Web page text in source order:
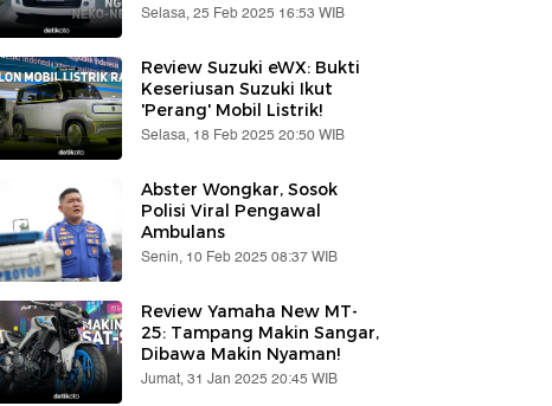
Selasa, 25 Feb 2025 16:53 WIB
Review Suzuki eWX: Bukti
Keseriusan Suzuki Ikut
'Perang' Mobil Listrik!
Selasa, 18 Feb 2025 20:50 WIB
Abster Wongkar, Sosok
Polisi Viral Pengawal
Ambulans
Senin, 10 Feb 2025 08:37 WIB
Review Yamaha New MT-
25: Tampang Makin Sangar,
Dibawa Makin Nyaman!
Jumat, 31 Jan 2025 20:45 WIB